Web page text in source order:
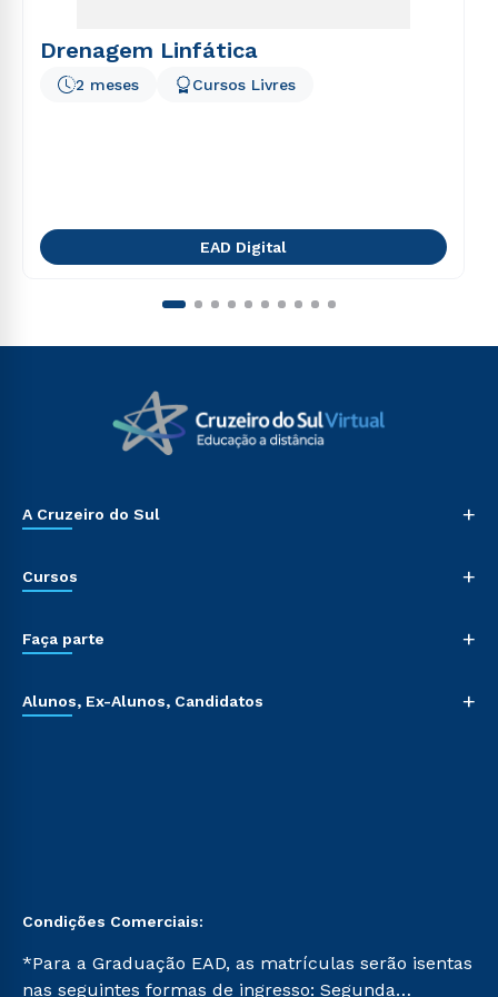
Drenagem Linfática
2 meses Cursos Livres
EAD Digital
A Cruzeiro do Sul +
Cursos +
Faça parte +
Alunos, Ex-Alunos, Candidatos +
Condições Comerciais:
*Para a Graduação EAD, as matrículas serão isentas
nas seguintes formas de ingresso: Segunda